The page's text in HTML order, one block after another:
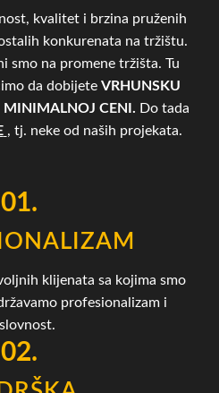
kvalitet i brzina pruženih
konkurenata na tržištu.
smo na promene tržišta. Tu
da dobijete VRHUNSKU
MINIMALNOJ CENI. Do tada
, tj. neke od naših projekata.
01.
klijenata sa kojima smo
profesionalizam i
02.